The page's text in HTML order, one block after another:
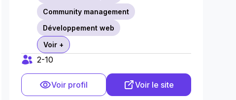
Community management
Développement web
Voir +
2-10
Voir profil Voir le site